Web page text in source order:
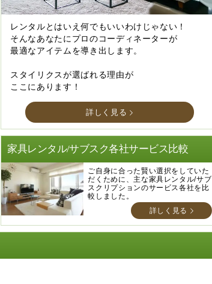
レンタルとはいえ何でもいいわけじゃない！
そんなあなたにプロのコーディネーターが
最適なアイテムを導き出します。
スタイリクスが選ばれる理由が
ここにあります！
詳しく見る
家具レンタル/サブスク各社サービス比較
ご自身に合った賢い選択をしていた
だくために、主な家具レンタル/サブ
スクリプションのサービス各社を比
較しました。
詳しく見る